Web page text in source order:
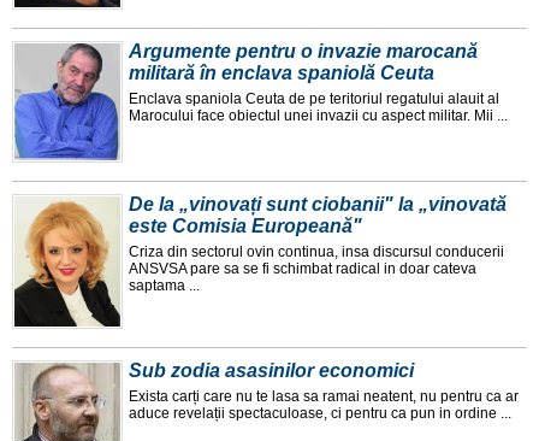
Argumente pentru o invazie marocană
militară în enclava spaniolă Ceuta
Enclava spaniola Ceuta de pe teritoriul regatului alauit al
Marocului face obiectul unei invazii cu aspect militar. Mii ...
De la „vinovați sunt ciobanii" la „vinovată
este Comisia Europeană"
Criza din sectorul ovin continua, insa discursul conducerii
ANSVSA pare sa se fi schimbat radical in doar cateva
saptama ...
Sub zodia asasinilor economici
Exista carți care nu te lasa sa ramai neatent, nu pentru ca ar
aduce revelații spectaculoase, ci pentru ca pun in ordine ...